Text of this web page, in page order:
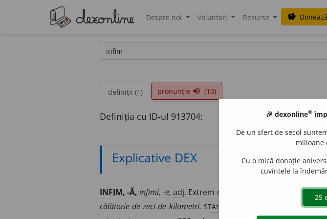
Despre noi Voluntari Resurse savings Donează
definiții (1) pronunție volume_up (10)
Definiția cu ID-ul 913704:
Explicative DEX
INFIM, -Ă, infimi, -e, adj. Extrem de mic. minuscul.Cu o
călătorie de zeci de kilometri. STANCU, U.R.S.S.
Sub razele
🎉 dexonline®
De un sfert de secol
milioane
Cu o mică donație
cuvintele la